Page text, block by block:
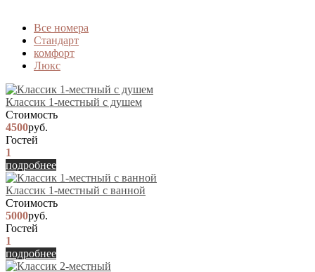
Вcе номера
Стандарт
комфорт
Люкс
Классик 1-местный с душем
Стоимость
4500руб.
Гостей
1
подробнее
Классик 1-местный с ванной
Стоимость
5000руб.
Гостей
1
подробнее